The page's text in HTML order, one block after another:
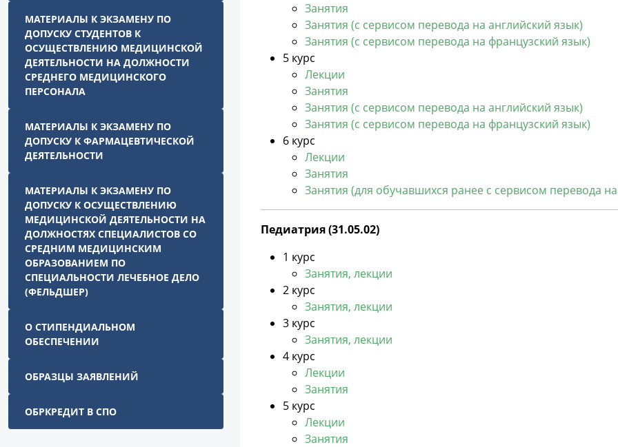
МАТЕРИАЛЫ К ЭКЗАМЕНУ ПО
ДОПУСКУ СТУДЕНТОВ К
ОСУЩЕСТВЛЕНИЮ МЕДИЦИНСКОЙ
ДЕЯТЕЛЬНОСТИ НА ДОЛЖНОСТИ
СРЕДНЕГО МЕДИЦИНСКОГО
ПЕРСОНАЛА
МАТЕРИАЛЫ К ЭКЗАМЕНУ ПО
ДОПУСКУ К ФАРМАЦЕВТИЧЕСКОЙ
ДЕЯТЕЛЬНОСТИ
МАТЕРИАЛЫ К ЭКЗАМЕНУ ПО
ДОПУСКУ К ОСУЩЕСТВЛЕНИЮ
МЕДИЦИНСКОЙ ДЕЯТЕЛЬНОСТИ НА
ДОЛЖНОСТЯХ СПЕЦИАЛИСТОВ СО
СРЕДНИМ МЕДИЦИНСКИМ
ОБРАЗОВАНИЕМ ПО
СПЕЦИАЛЬНОСТИ ЛЕЧЕБНОЕ ДЕЛО
(ФЕЛЬДШЕР)
О СТИПЕНДИАЛЬНОМ
ОБЕСПЕЧЕНИИ
ОБРАЗЦЫ ЗАЯВЛЕНИЙ
ОБРКРЕДИТ В СПО
Занятия
Занятия (с сервисом перевода на английский язык)
Занятия (с сервисом перевода на французский язык)
5 курс
Лекции
Занятия
Занятия (с сервисом перевода на английский язык)
Занятия (с сервисом перевода на французский язык)
6 курc
Лекции
Занятия
Занятия (для обучавшихся ранее с сервисом перевода
Педиатрия (31.05.02)
1 курс
Занятия, лекции
2 курс
Занятия, лекции
3 курс
Занятия, лекции
4 курс
Лекции
Занятия
5 курс
Лекции
Занятия